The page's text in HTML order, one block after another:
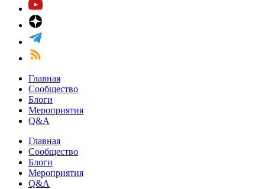
Главная
Сообщество
Блоги
Мероприятия
Q&A
Главная
Сообщество
Блоги
Мероприятия
Q&A